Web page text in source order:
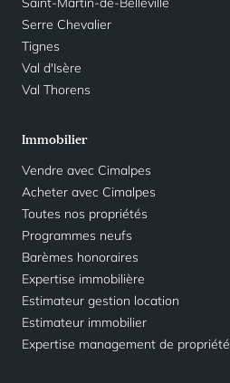
Serre Chevalier
Tignes
Val d'Isère
Val Thorens
Immobilier
Vendre avec Cimalpes
Acheter avec Cimalpes
Toutes nos propriétés
Programmes neufs
Barèmes honoraires
Expertise immobilière
Estimateur gestion location
Estimateur immobilier
Expertise management de propriété